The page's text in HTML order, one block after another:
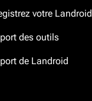
votre Landroid
des outils
de Landroid